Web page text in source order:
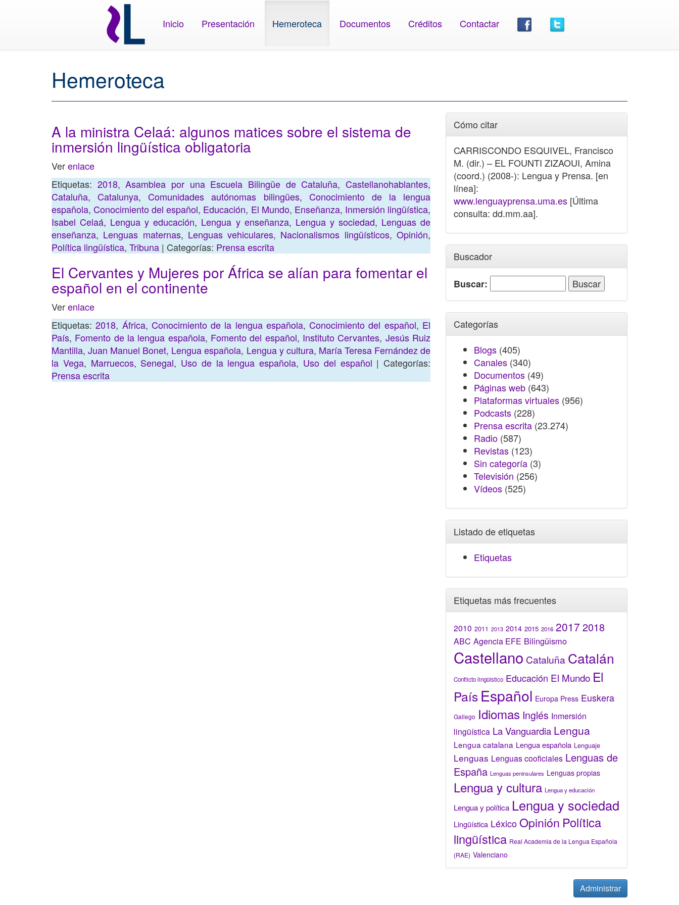
Inicio Presentación Hemeroteca Documentos Créditos Contactar
Hemeroteca
A la ministra Celaá: algunos matices sobre el sistema de
inmersión lingüística obligatoria
Verenlace
Etiquetas: 2018,Asamblea por una Escuela Bilingüe de Cataluña,Castellanohablantes,
Cataluña,Catalunya,Comunidades autónomas bilingües, Conocimiento de la lengua
española,Conocimiento del español, Educación, El Mundo, Enseñanza, Inmersión lingüística,
Isabel Celaá, Lengua y educación, Lengua y enseñanza, Lengua y sociedad, Lenguas de
enseñanza, Lenguas maternas, Lenguas vehiculares, Nacionalismos lingüísticos,Opinión,
Política lingüística, Tribuna | Categorías: Prensa escrita
El Cervantes y Mujeres por África se alían para fomentar el
español en el continente
Verenlace
Etiquetas:2018, África, Conocimiento de la lengua española,Conocimiento del español, El
País, Fomento de la lengua española, Fomento del español, Instituto Cervantes, Jesús Ruiz
Mantilla,Juan Manuel Bonet, Lengua española, Lengua y cultura, María Teresa Fernández de
la Vega, Marruecos, Senegal, Uso de la lengua española, Uso del español | Categorías:
Prensa escrita
Cómo citar
CARRISCONDO ESQUIVEL, Francisco
M. (dir.) – EL FOUNTI ZIZAOUI, Amina
(coord.) (2008-): Lengua y Prensa. [en
línea]:
www.lenguayprensa.uma.es [Última
consulta: dd.mm.aa].
Buscador
Buscar:
Categorías
Blogs (405)
Canales (340)
Documentos (49)
Páginas web (643)
Plataformas virtuales (956)
Podcasts (228)
Prensa escrita (23.274)
Radio (587)
Revistas (123)
Sin categoría (3)
Televisión (256)
Vídeos (525)
Listado de etiquetas
Etiquetas
Etiquetas más frecuentes
2010 2011 2013 2014 2015 2016 2017 2018
ABC Agencia EFE Bilingüismo
Castellano Cataluña Catalán
Conflicto lingüístico Educación El Mundo El
País Español Europa Press Euskera
Gallego Idiomas Inglés Inmersión
lingüística La Vanguardia Lengua
Lengua catalana Lengua española Lenguaje
Lenguas Lenguas cooficiales Lenguas de
España Lenguas peninsulares Lenguas propias
Lengua y cultura Lengua y educación
Lengua y política Lengua y sociedad
Lingüística LéxicoOpinión Política
lingüística Real Academia de la Lengua Española
(RAE) Valenciano
Administrar